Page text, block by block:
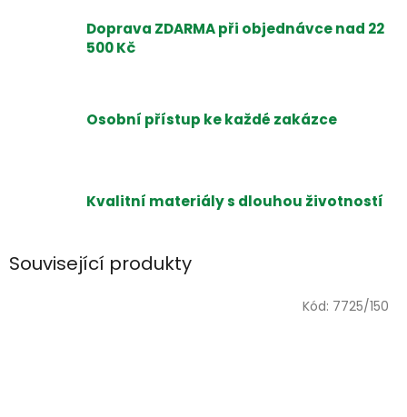
Doprava ZDARMA při objednávce nad 22
500 Kč
Osobní přístup ke každé zakázce
Kvalitní materiály s dlouhou životností
Související produkty
Kód: 7725/150